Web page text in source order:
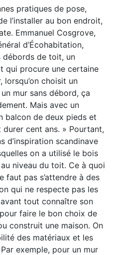
pratiques de pose,
l’installer au bon endroit,
Emmanuel Cosgrove,
d’Écohabitation,
débords de toit, un
qui procure une certaine
choisit un
mur sans débord, ça
Mais avec un
balcon de deux pieds et
cent ans. » Pourtant,
d’inspiration scandinave
on a utilisé le bois
niveau du toit. Ce à quoi
faut pas s’attendre à des
qui ne respecte pas les
tout connaître son
faire le bon choix de
construit une maison. On
des matériaux et les
exemple, pour un mur